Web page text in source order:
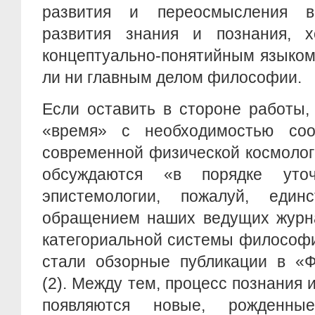
развития и переосмысления
развития знания и познания,
концептуально-понятийным
ли ни главным делом философии.
Если оставить в стороне работы,
«время» с необходимостью
современной физической
обсуждаются «в порядке
эпистемологии, пожалуй,
обращением наших ведущих
категориальной системы
стали обзорные публикации в
(2). Между тем, процесс познания
появляются новые,